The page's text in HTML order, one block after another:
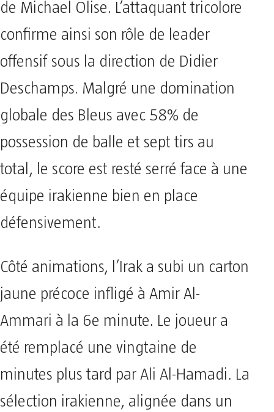
de Michael Olise. L’attaquant tricolore
confirme ainsi son rôle de leader
offensif sous la direction de Didier
Deschamps. Malgré une domination
globale des Bleus avec 58% de
possession de balle et sept tirs au
total, le score est resté serré face à une
équipe irakienne bien en place
défensivement.
Côté animations, l’Irak a subi un carton
jaune précoce infligé à Amir Al-
Ammari à la 6e minute. Le joueur a
été remplacé une vingtaine de
minutes plus tard par Ali Al-Hamadi. La
sélection irakienne, alignée dans un